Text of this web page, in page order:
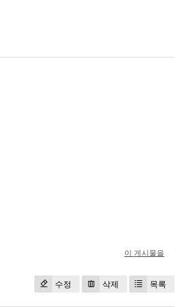
이 게시물을
수정 삭제 목록